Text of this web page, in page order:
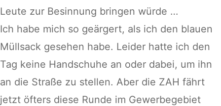
Leute zur Besinnung bringen würde …
Ich habe mich so geärgert, als ich den blauen
Müllsack gesehen habe. Leider hatte ich den
Tag keine Handschuhe an oder dabei, um ihn
an die Straße zu stellen. Aber die ZAH fährt
jetzt öfters diese Runde im Gewerbegebiet